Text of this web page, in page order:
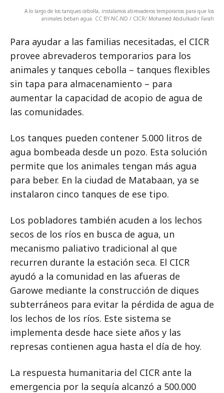
A lo largo de los tanques cebolla, instalamos abrevaderos temporarios para que los
animales beban agua. CC BY-NC-ND / CICR/ Mohamed Abdulkadir Farah
Para ayudar a las familias necesitadas, el CICR
provee abrevaderos temporarios para los
animales y tanques cebolla – tanques flexibles
sin tapa para almacenamiento – para
aumentar la capacidad de acopio de agua de
las comunidades.
Los tanques pueden contener 5.000 litros de
agua bombeada desde un pozo. Esta solución
permite que los animales tengan más agua
para beber. En la ciudad de Matabaan, ya se
instalaron cinco tanques de ese tipo.
Los pobladores también acuden a los lechos
secos de los ríos en busca de agua, un
mecanismo paliativo tradicional al que
recurren durante la estación seca. El CICR
ayudó a la comunidad en las afueras de
Garowe mediante la construcción de diques
subterráneos para evitar la pérdida de agua de
los lechos de los ríos. Este sistema se
implementa desde hace siete años y las
represas contienen agua hasta el día de hoy.
La respuesta humanitaria del CICR ante la
emergencia por la sequía alcanzó a 500.000